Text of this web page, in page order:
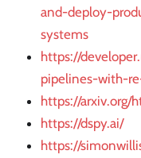
and-deploy-
systems
https://
pipelines-with-
https://arxiv.org/
https://dspy.ai/
https://